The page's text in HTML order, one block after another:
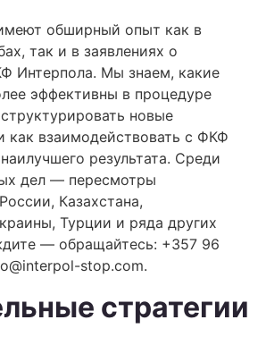
обширный опыт как в
так и в заявлениях о
Интерпола. Мы знаем, какие
эффективны в процедуре
новые
как взаимодействовать с ФКФ
результата. Среди
дел — пересмотры
Казахстана,
Турции и ряда других
— обращайтесь: +357 96
stop.com.
стратегии